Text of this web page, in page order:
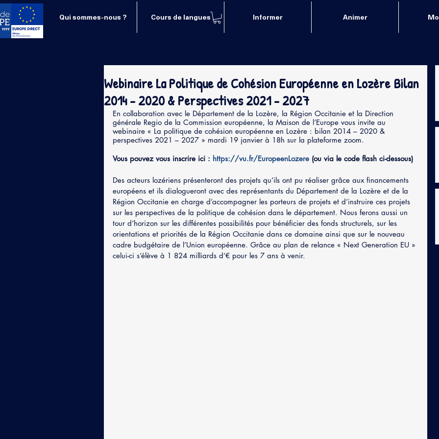
Qui sommes-nous ? Cours de langues Informer Animer
Webinaire La Politique de Cohésion Européenne en Lozère Bilan
2014 - 2020 & Perspectives 2021 - 2027
En collaboration avec le Département de la Lozère, la Région Occitanie et la Direction
générale Regio de la Commission européenne, la Maison de l’Europe vous invite au
webinaire « La politique de cohésion européenne en Lozère : bilan 2014 – 2020 &
perspectives 2021 – 2027 » mardi 19 janvier à 18h sur la plateforme zoom.
Vous pouvez vous inscrire ici : https://vu.fr/EuropeenLozere (ou via le code flash ci-dessous)
Des acteurs lozériens présenteront des projets qu’ils ont pu réaliser grâce aux financements
européens et ils dialogueront avec des représentants du Département de la Lozère et de la
Région Occitanie en charge d’accompagner les porteurs de projets et d’instruire ces projets
sur les perspectives de la politique de cohésion dans le département. Nous ferons aussi un
tour d’horizon sur les différentes possibilités pour bénéficier des fonds structurels, sur les
orientations et priorités de la Région Occitanie dans ce domaine ainsi que sur le nouveau
cadre budgétaire de l’Union européenne. Grâce au plan de relance « Next Generation EU »
celui-ci s’élève à 1 824 milliards d’€ pour les 7 ans à venir.